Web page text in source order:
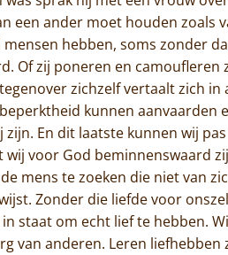
een ander moet houden
hebben, soms zonder
Of zij poneren en
zichzelf vertaalt zich
kunnen aanvaarden
En dit laatste kunnen wij
voor God beminnenswaard
mens te zoeken die niet van
Zonder die liefde voor
staat om echt lief te hebben.
van anderen. Leren